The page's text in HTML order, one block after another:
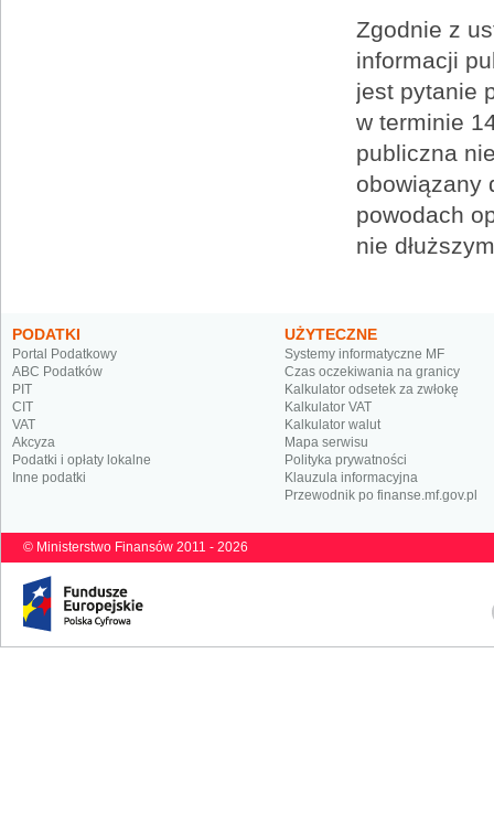
Zgodnie z
informacji
jest pytanie
w terminie
publiczna
obowiązany
powodach
nie
PODATKI
Portal Podatkowy
ABC Podatków
PIT
CIT
VAT
Akcyza
Podatki i opłaty lokalne
Inne podatki
UŻYTECZNE
Systemy informatyczne MF
Czas oczekiwania na granicy
Kalkulator odsetek za zwłokę
Kalkulator VAT
Kalkulator walut
Mapa serwisu
Polityka prywatności
Klauzula informacyjna
Przewodnik po finanse.mf.gov.pl
© Ministerstwo Finansów 2011 - 2026